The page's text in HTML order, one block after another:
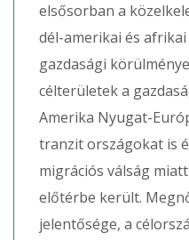
elsősorban a
dél-amerikai és
gazdasági
célterületek a
Amerika Nyugat-
tranzit országokat is
migrációs válság
előtérbe került.
jelentősége, a